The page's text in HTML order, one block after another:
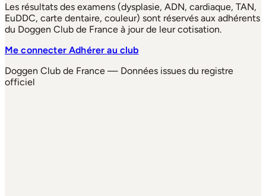
Les résultats des examens (dysplasie, ADN, cardiaque, TAN,
EuDDC, carte dentaire, couleur) sont réservés aux adhérents
du Doggen Club de France à jour de leur cotisation.
Me connecterAdhérer au club
Doggen Club de France — Données issues du registre
officiel